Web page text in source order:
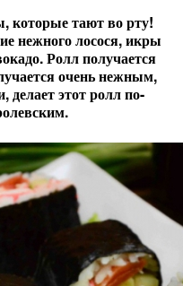
тают во рту!
нежного лосося, икры
Ролл получается
очень нежным,
делает этот ролл по-